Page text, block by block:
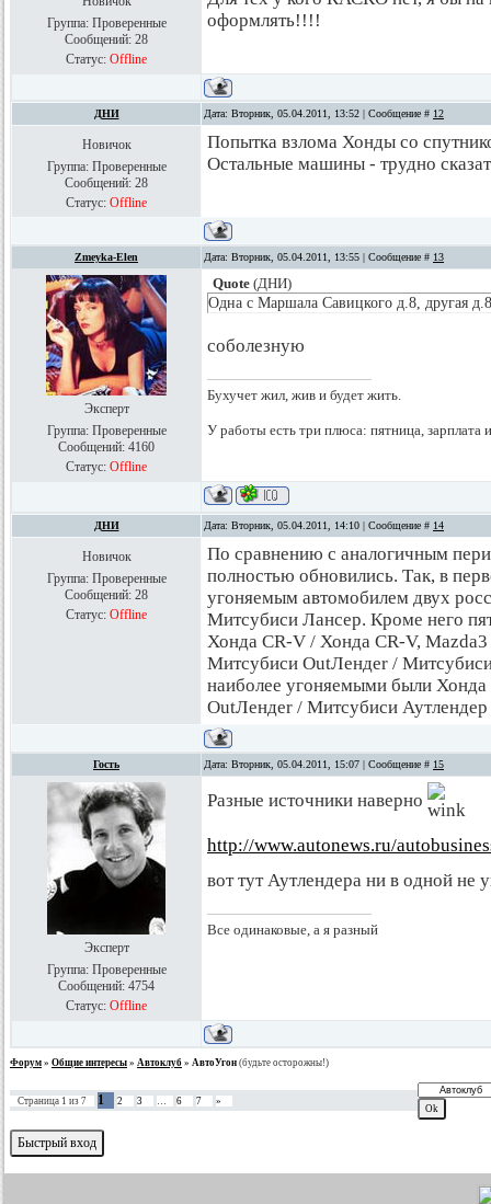
Группа: Проверенные
Сообщений: 28
Статус: Offline
оформлять!!!!
ДНИ Дата: Вторник, 05.04.2011, 13:52 | Сообщение # 12
Новичок
Группа: Проверенные
Сообщений: 28
Статус: Offline
Попытка взлома Хонды со
Остальные машины - трудно
Zmeyka-Elen Дата: Вторник, 05.04.2011, 13:55 | Сообщение # 13
Эксперт
Группа: Проверенные
Сообщений: 4160
Статус: Offline
Quote (ДНИ)
Одна с Маршала Савицкого д.8, другая
соболезную
Бухучет жил, жив и будет жить.
У работы есть три плюса: пятница, зарплата
ДНИ Дата: Вторник, 05.04.2011, 14:10 | Сообщение # 14
Новичок
Группа: Проверенные
Сообщений: 28
Статус: Offline
По сравнению с аналогичным
полностью обновились. Так, в
угоняемым автомобилем двух
Митсубиси Лансер. Кроме него
Хонда CR-V / Хонда CR-V,
Митсубиси OutЛендer /
наиболее угоняемыми были
OutЛендer / Митсубиси
Гость Дата: Вторник, 05.04.2011, 15:07 | Сообщение # 15
Эксперт
Группа: Проверенные
Сообщений: 4754
Статус: Offline
Разные источники наверно
http://www.autonews.ru/
вот тут Аутлендера ни в одной не
Все одинаковые, а я разный
Форум » Общие интересы » Автоклуб » АвтоУгон (будьте осторожны!)
Страница 1 из 7 1 2 3 … 6 7 »